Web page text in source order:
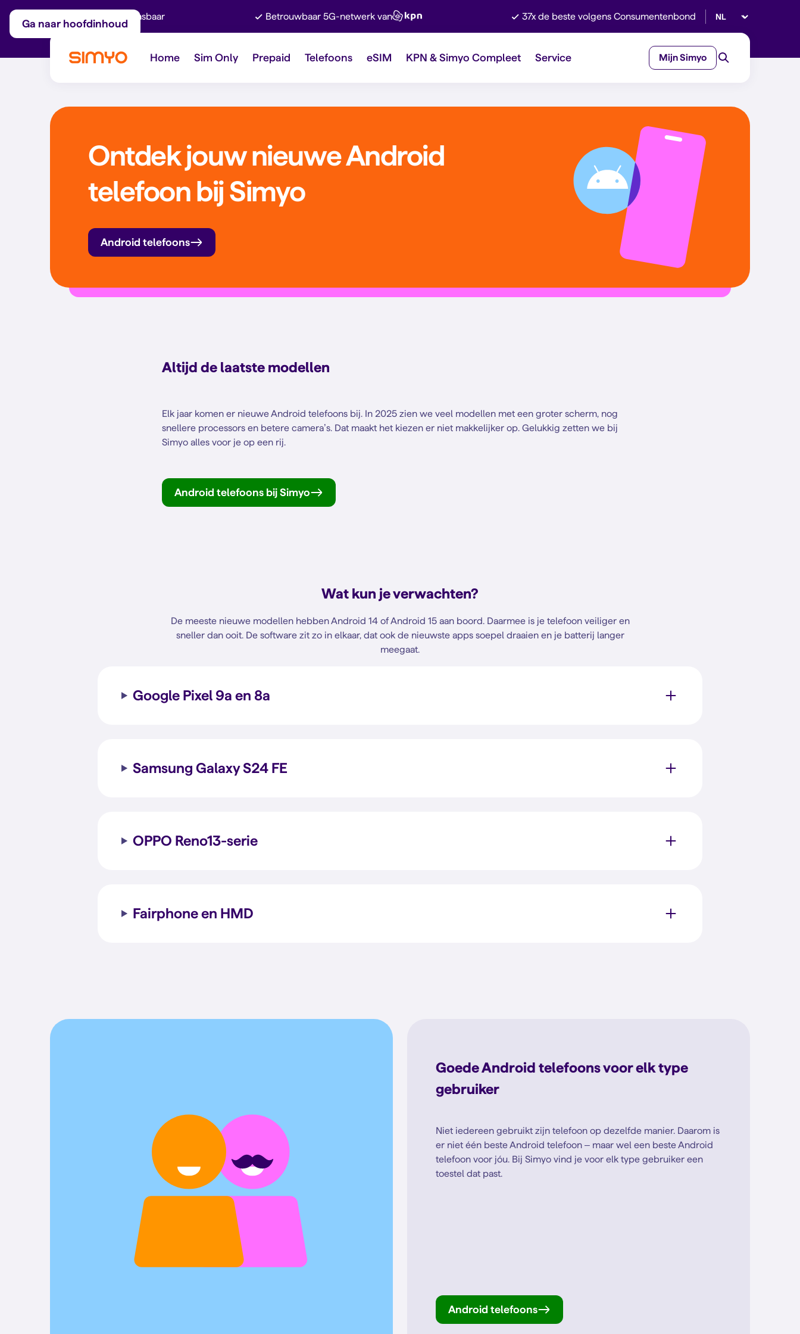
Ga naar hoofdinhoud
Maandelijks aanpasbaar Betrouwbaar 5G-netwerk van 37x de beste volgens Consumentenbond Selecteer taal
Home Sim Only Prepaid Telefoons eSIM KPN & Simyo Compleet Service Mijn Simyo
Ontdek jouw nieuwe Android
telefoon bij Simyo
Android telefoons
Altijd de laatste modellen
Elk jaar komen er nieuwe Android telefoons bij. In 2025 zien we veel modellen met een groter scherm, nog
snellere processors en betere camera’s. Dat maakt het kiezen er niet makkelijker op. Gelukkig zetten we bij
Simyo alles voor je op een rij.
Android telefoons bij Simyo
Wat kun je verwachten?
De meeste nieuwe modellen hebben Android 14 of Android 15 aan boord. Daarmee is je telefoon veiliger en
sneller dan ooit. De software zit zo in elkaar, dat ook de nieuwste apps soepel draaien en je batterij langer
meegaat.
Google Pixel 9a en 8a
Samsung Galaxy S24 FE
OPPO Reno13-serie
Fairphone en HMD
Goede Android telefoons voor elk type
gebruiker
Niet iedereen gebruikt zijn telefoon op dezelfde manier. Daarom is
er niet één beste Android telefoon – maar wel een beste Android
telefoon voor jóu. Bij Simyo vind je voor elk type gebruiker een
toestel dat past.
Android telefoons